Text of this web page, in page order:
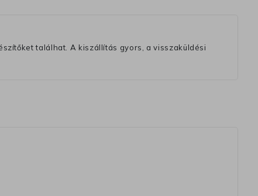
találhat. A kiszállítás gyors, a visszaküldési